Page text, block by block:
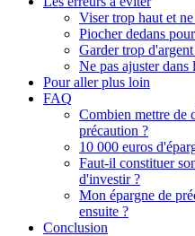
Viser trop haut et
Piocher dedans
Garder trop
Ne pas ajuster dans
Pour aller plus loin
FAQ
Combien mettre de
précaution ?
10 000 euros
Faut-il constituer
d'investir ?
Mon épargne de
ensuite ?
Conclusion